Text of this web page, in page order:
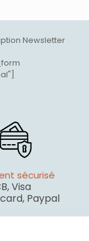
Newsletter
sécurisé
Visa
Paypal